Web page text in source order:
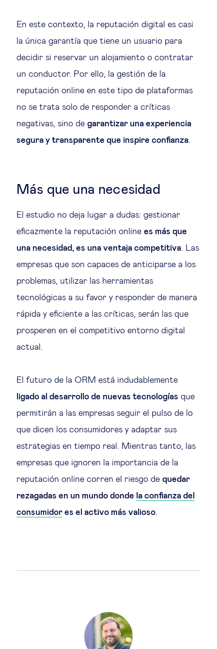
En este contexto, la reputación digital es casi
la única garantía que tiene un usuario para
decidir si reservar un alojamiento o contratar
un conductor. Por ello, la gestión de la
reputación online en este tipo de plataformas
no se trata solo de responder a críticas
negativas, sino de garantizar una experiencia
segura y transparente que inspire confianza.
Más que una necesidad
El estudio no deja lugar a dudas: gestionar
eficazmente la reputación online es más que
una necesidad, es una ventaja competitiva. Las
empresas que son capaces de anticiparse a los
problemas, utilizar las herramientas
tecnológicas a su favor y responder de manera
rápida y eficiente a las críticas, serán las que
prosperen en el competitivo entorno digital
actual.
El futuro de la ORM está indudablemente
ligado al desarrollo de nuevas tecnologías que
permitirán a las empresas seguir el pulso de lo
que dicen los consumidores y adaptar sus
estrategias en tiempo real. Mientras tanto, las
empresas que ignoren la importancia de la
reputación online corren el riesgo de quedar
rezagadas en un mundo donde la confianza del
consumidor es el activo más valioso.